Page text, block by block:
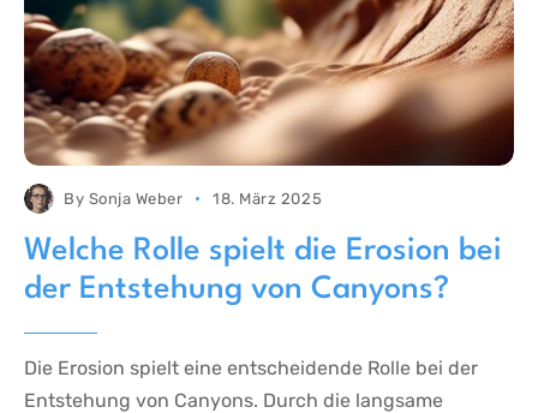
By Sonja Weber 18. März 2025
Welche Rolle spielt die Erosion bei
der Entstehung von Canyons?
Die Erosion spielt eine entscheidende Rolle bei der
Entstehung von Canyons. Durch die langsame